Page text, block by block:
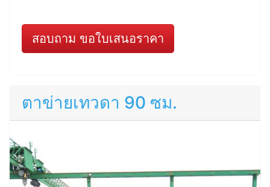
สอบถาม ขอใบเสนอราคา
ตาข่ายเทวดา 90 ซม.